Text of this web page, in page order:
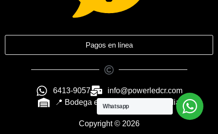
Pagos en línea
6413-9057
info@powerledcr.com
📍 Bodega en San Isidro de Heredia
Copyright © 2026
Whatsapp